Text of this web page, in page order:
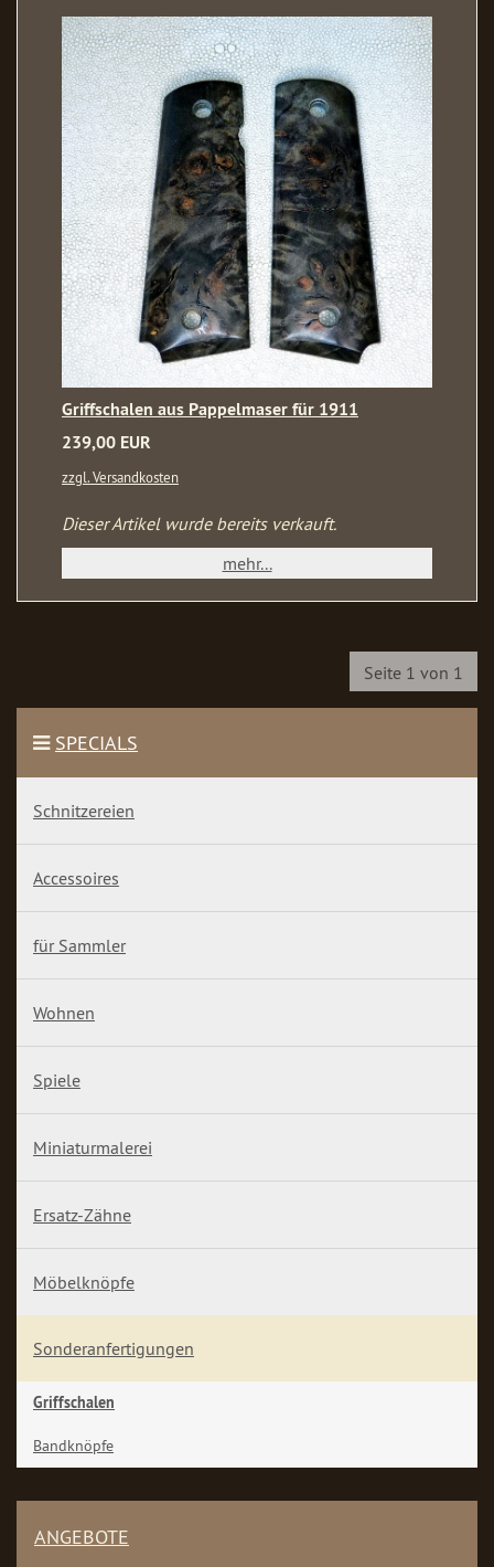
Griffschalen aus Pappelmaser für 1911
239,00 EUR
zzgl. Versandkosten
Dieser Artikel wurde bereits verkauft.
mehr...
Seite 1 von 1
SPECIALS
Schnitzereien
Accessoires
für Sammler
Wohnen
Spiele
Miniaturmalerei
Ersatz-Zähne
Möbelknöpfe
Sonderanfertigungen
Griffschalen
Bandknöpfe
ANGEBOTE